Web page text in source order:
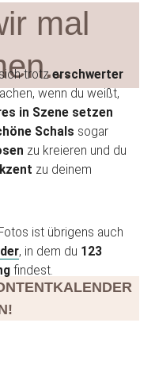
mal
trotzerschwerter
wenn du weißt,
in Szene setzen
Schals sogar
zu kreieren und du
zu deinem
ist übrigens auch
, in dem du 123
findest.